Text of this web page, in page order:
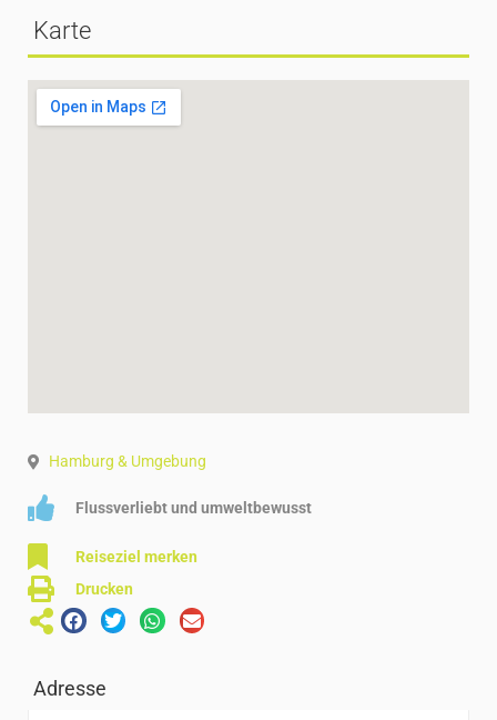
Karte
Hamburg & Umgebung
Flussverliebt und umweltbewusst
Reiseziel merken
Drucken
Adresse